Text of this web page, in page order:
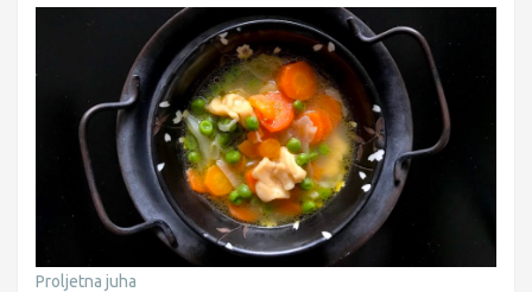
Proljetna juha